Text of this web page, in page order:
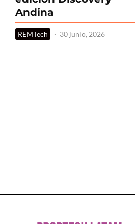
Andina
REMTech · 30 junio, 2026